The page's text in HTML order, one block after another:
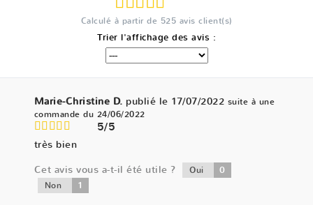
Calculé à partir de 525 avis client(s)
Trier l'affichage des avis :
Marie-Christine D.publié le 17/07/2022 suite à une
commande du 24/06/2022
5/5
très bien
Cet avis vous a-t-il été utile ?
Oui 0
Non 1